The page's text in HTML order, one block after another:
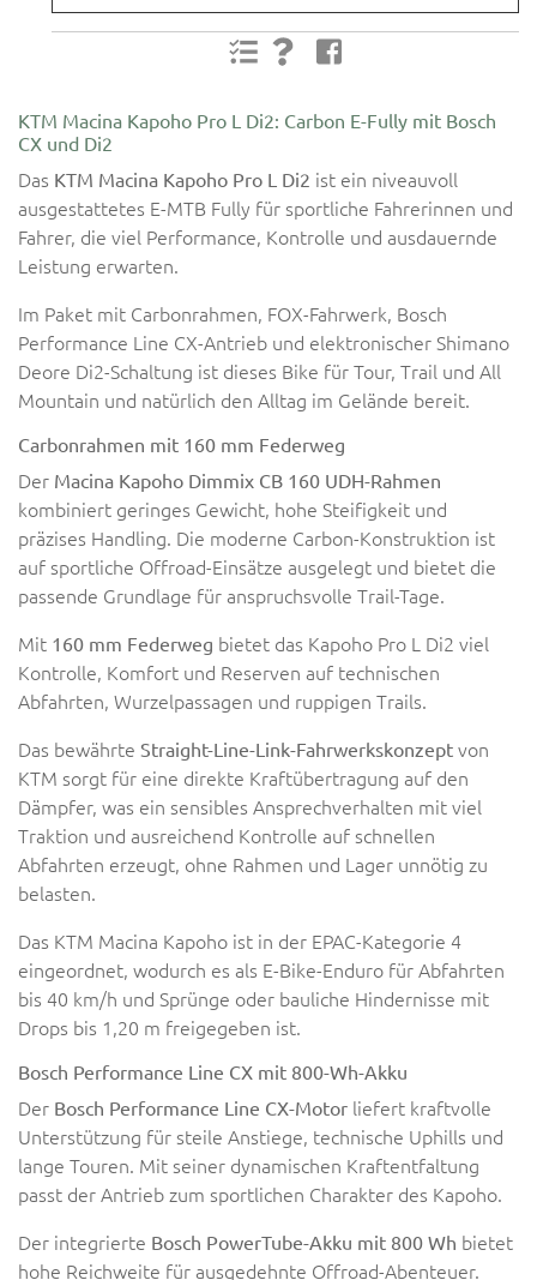
KTM Macina Kapoho Pro L Di2: Carbon E-Fully mit Bosch
CX und Di2
Das KTM Macina Kapoho Pro L Di2 ist ein niveauvoll
ausgestattetes E-MTB Fully für sportliche Fahrerinnen und
Fahrer, die viel Performance, Kontrolle und ausdauernde
Leistung erwarten.
Im Paket mit Carbonrahmen, FOX-Fahrwerk, Bosch
Performance Line CX-Antrieb und elektronischer Shimano
Deore Di2-Schaltung ist dieses Bike für Tour, Trail und All
Mountain und natürlich den Alltag im Gelände bereit.
Carbonrahmen mit 160 mm Federweg
Der Macina Kapoho Dimmix CB 160 UDH-Rahmen
kombiniert geringes Gewicht, hohe Steifigkeit und
präzises Handling. Die moderne Carbon-Konstruktion ist
auf sportliche Offroad-Einsätze ausgelegt und bietet die
passende Grundlage für anspruchsvolle Trail-Tage.
Mit 160 mm Federweg bietet das Kapoho Pro L Di2 viel
Kontrolle, Komfort und Reserven auf technischen
Abfahrten, Wurzelpassagen und ruppigen Trails.
Das bewährte Straight-Line-Link-Fahrwerkskonzept von
KTM sorgt für eine direkte Kraftübertragung auf den
Dämpfer, was ein sensibles Ansprechverhalten mit viel
Traktion und ausreichend Kontrolle auf schnellen
Abfahrten erzeugt, ohne Rahmen und Lager unnötig zu
belasten.
Das KTM Macina Kapoho ist in der EPAC-Kategorie 4
eingeordnet, wodurch es als E-Bike-Enduro für Abfahrten
bis 40 km/h und Sprünge oder bauliche Hindernisse mit
Drops bis 1,20 m freigegeben ist.
Bosch Performance Line CX mit 800-Wh-Akku
Der Bosch Performance Line CX-Motor liefert kraftvolle
Unterstützung für steile Anstiege, technische Uphills und
lange Touren. Mit seiner dynamischen Kraftentfaltung
passt der Antrieb zum sportlichen Charakter des Kapoho.
Der integrierte Bosch PowerTube-Akku mit 800 Wh bietet
hohe Reichweite für ausgedehnte Offroad-Abenteuer.